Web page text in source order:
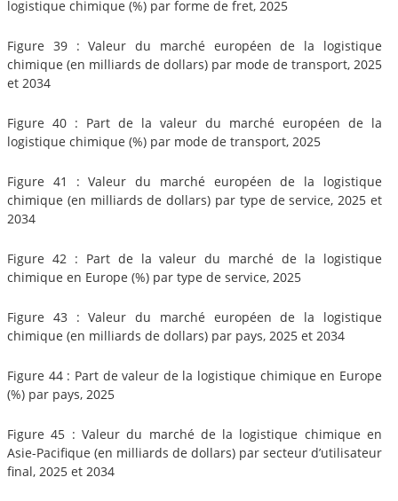
logistique chimique (%) par forme de fret, 2025
Figure 39 : Valeur du marché européen de la logistique
chimique (en milliards de dollars) par mode de transport, 2025
et 2034
Figure 40 : Part de la valeur du marché européen de la
logistique chimique (%) par mode de transport, 2025
Figure 41 : Valeur du marché européen de la logistique
chimique (en milliards de dollars) par type de service, 2025 et
2034
Figure 42 : Part de la valeur du marché de la logistique
chimique en Europe (%) par type de service, 2025
Figure 43 : Valeur du marché européen de la logistique
chimique (en milliards de dollars) par pays, 2025 et 2034
Figure 44 : Part de valeur de la logistique chimique en Europe
(%) par pays, 2025
Figure 45 : Valeur du marché de la logistique chimique en
Asie-Pacifique (en milliards de dollars) par secteur d’utilisateur
final, 2025 et 2034